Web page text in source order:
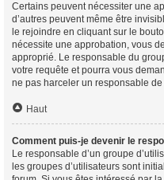
Certains peuvent nécessiter une
d’autres peuvent même être
le rejoindre en cliquant sur le
nécessite une approbation, vous
approprié. Le responsable du
votre requête et pourra vous
ne pas harceler un responsable
Haut
Comment puis-je devenir le
Le responsable d’un groupe
les groupes d’utilisateurs sont